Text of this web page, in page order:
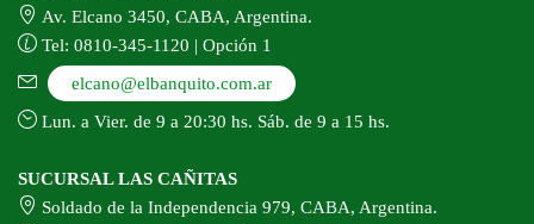
Av. Elcano 3450, CABA, Argentina.
Tel: 0810-345-1120 | Opción 1
elcano@elbanquito.com.ar
Lun. a Vier. de 9 a 20:30 hs. Sáb. de 9 a 15 hs.
SUCURSAL LAS CAÑITAS
Soldado de la Independencia 979, CABA, Argentina.